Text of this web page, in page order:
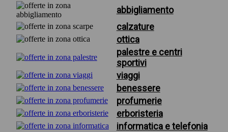
abbigliamento
calzature
ottica
palestre e centri
sportivi
viaggi
benessere
profumerie
erboristeria
informatica e telefonia